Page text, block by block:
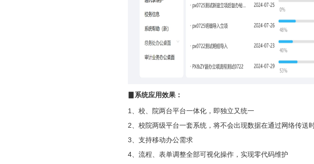
▊系统应用效果：
1、校、院两台平台一体化，即独立又统一
2、校院两级平台一套系统，将不会出现数据在通过网络传送
3、支持移动办公需求
4、流程、表单调整全部可视化操作，实现零代码维护